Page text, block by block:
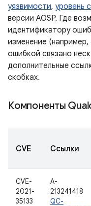
уязвимости, уровень
версии AOSP. Где
идентификатору
изменение
ошибкой связано
дополнительные
скобках.
Компоненты
CVE Ссылки
CVE-
2021-
35133
A-
213241418
QC-